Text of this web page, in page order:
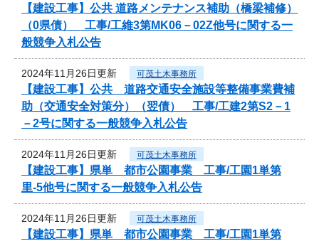
【建設工事】公共 道路メンテナンス補助（橋梁補修）
（0県債） 工事/工維3第MK06－02Z他号に関する一
般競争入札公告
2024年11月26日更新 可茂土木事務所
【建設工事】公共 道路交通安全施設等整備事業費補
助（交通安全対策分）（翌債） 工事/工建2第S2－1
－2号に関する一般競争入札公告
2024年11月26日更新 可茂土木事務所
【建設工事】県単 都市公園事業 工事/工園1単第
里-5他号に関する一般競争入札公告
2024年11月26日更新 可茂土木事務所
【建設工事】県単 都市公園事業 工事/工園1単第